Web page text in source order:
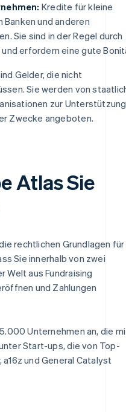
Kredite für kleine
und anderen
Sie sind in der Regel durch
erfordern eine gute
Gelder, die nicht
Sie werden von
zur Unterstützung
Zwecke angeboten.
Atlas Sie
rechtlichen Grundlagen für
Sie innerhalb von zwei
Welt aus Fundraising
und Zahlungen
Unternehmen an, die
Start-ups, die von Top-
und General Catalyst